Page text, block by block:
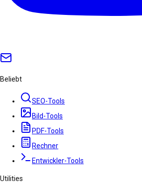
Beliebt
SEO-Tools
Bild-Tools
PDF-Tools
Rechner
Entwickler-Tools
Utilities